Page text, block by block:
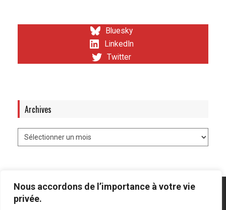
Nous accordons de l’importance à votre vie
privée.
Bluesky
LinkedIn
Twitter
Archives